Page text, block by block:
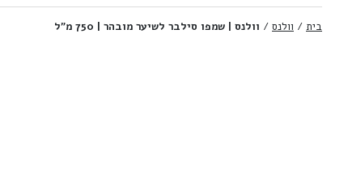
בית / וולנס / וולנס | שמפו סילבר לשיער מובהר | 750 מ”ל